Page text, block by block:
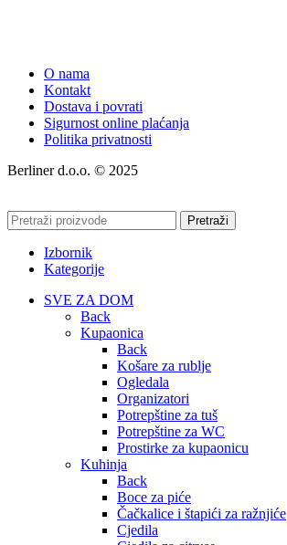
O nama
Kontakt
Dostava i povrati
Sigurnost online plaćanja
Politika privatnosti
Berliner d.o.o. © 2025
Pretraži
Izbornik
Kategorije
SVE ZA DOM
Back
Kupaonica
Back
Košare za rublje
Ogledala
Organizatori
Potrepštine za tuš
Potrepštine za WC
Prostirke za kupaonicu
Kuhinja
Back
Boce za piće
Čačkalice i štapići za ražnjiće
Cjedila